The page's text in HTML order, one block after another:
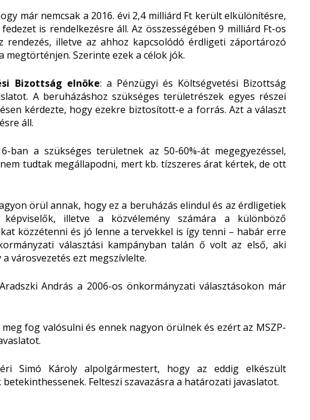
már nemcsak a 2016. évi 2,4 milliárd Ft került elkülönítésre,
is rendelkezésre áll. Az összességében 9 milliárd Ft-os
illetve az ahhoz kapcsolódó érdligeti záportározó
Szerinte ezek a célok jók.
Bizottság elnöke: a Pénzügyi és Költségvetési Bizottság
A beruházáshoz szükséges területrészek egyes részei
kérdezte, hogy ezekre biztosított-e a forrás. Azt a választ
áll.
ban a szükséges területnek az 50-60%-át megegyezéssel,
tudtak megállapodni, mert kb. tízszeres árat kértek, de ott
örül annak, hogy ez a beruházás elindul és az érdligetiek
illetve a közvélemény számára a különböző
közzétenni és jó lenne a tervekkel is így tenni – habár erre
választási kampányban talán ő volt az első, aki
városvezetés ezt megszívlelte.
András a 2006-os önkormányzati választásokon már
meg fog valósulni és ennek nagyon örülnek és ezért az MSZP-
Simó Károly alpolgármestert, hogy az eddig elkészült
Felteszi szavazásra a határozati javaslatot.